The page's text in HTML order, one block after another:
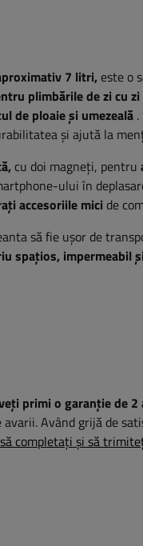
7 litri, este o
plimbările de zi cu zi
de ploaie și umezeală
și ajută la
cu doi magneți, pentru
ului în
accesoriile mici de
să fie ușor de
spațios, impermeabil
primi o garanție de 2
Având grijă de
completați și să